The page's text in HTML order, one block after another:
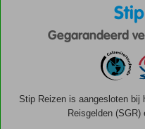
Gegarandeerd
Stip Reizen is aangesloten bij
Reisgelden (SGR)